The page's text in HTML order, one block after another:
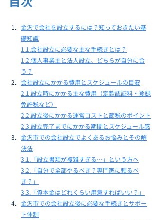
金沢で会社を設立するには？知っておきたい基
礎知識
1.1.会社設立に必要な主な手続きとは？
1.2.個人事業主と法人設立、どちらが自分に合
う？
会社設立にかかる費用とスケジュールの目安
2.1.設立時にかかる主な費用（定款認証料・登録
免許税など）
2.2.設立後にかかる運営コストと節税のポイント
2.3.設立完了までにかかる期間とスケジュール感
金沢市での会社設立でよくあるお悩みとその解
決法
3.1.「設立書類が複雑すぎる…」という方へ
3.2.「自分で全部やるべき？専門家に頼るべ
き？」
3.3.「資本金はどれくらい用意すればいい？」
金沢市での会社設立後に必要な手続きとサポー
ト体制